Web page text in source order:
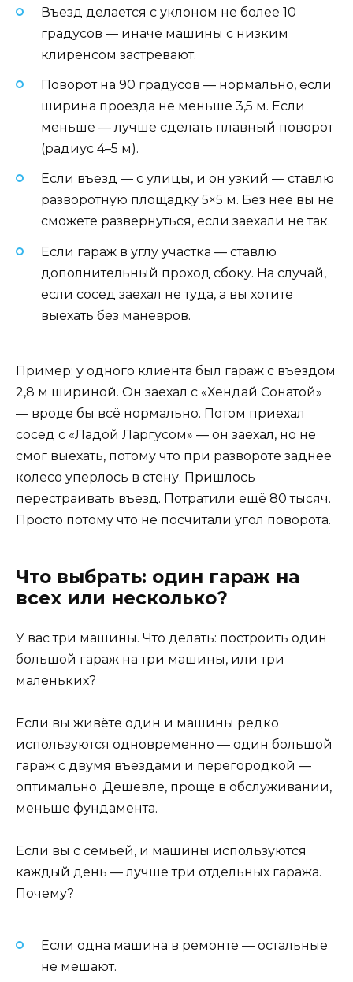
Въезд делается с уклоном не более 10
градусов — иначе машины с низким
клиренсом застревают.
Поворот на 90 градусов — нормально, если
ширина проезда не меньше 3,5 м. Если
меньше — лучше сделать плавный поворот
(радиус 4–5 м).
Если въезд — с улицы, и он узкий — ставлю
разворотную площадку 5×5 м. Без неё вы не
сможете развернуться, если заехали не так.
Если гараж в углу участка — ставлю
дополнительный проход сбоку. На случай,
если сосед заехал не туда, а вы хотите
выехать без манёвров.
Пример: у одного клиента был гараж с въездом
2,8 м шириной. Он заехал с «Хендай Сонатой»
— вроде бы всё нормально. Потом приехал
сосед с «Ладой Ларгусом» — он заехал, но не
смог выехать, потому что при развороте заднее
колесо уперлось в стену. Пришлось
перестраивать въезд. Потратили ещё 80 тысяч.
Просто потому что не посчитали угол поворота.
Что выбрать: один гараж на
всех или несколько?
У вас три машины. Что делать: построить один
большой гараж на три машины, или три
маленьких?
Если вы живёте один и машины редко
используются одновременно — один большой
гараж с двумя въездами и перегородкой —
оптимально. Дешевле, проще в обслуживании,
меньше фундамента.
Если вы с семьёй, и машины используются
каждый день — лучше три отдельных гаража.
Почему?
Если одна машина в ремонте — остальные
не мешают.